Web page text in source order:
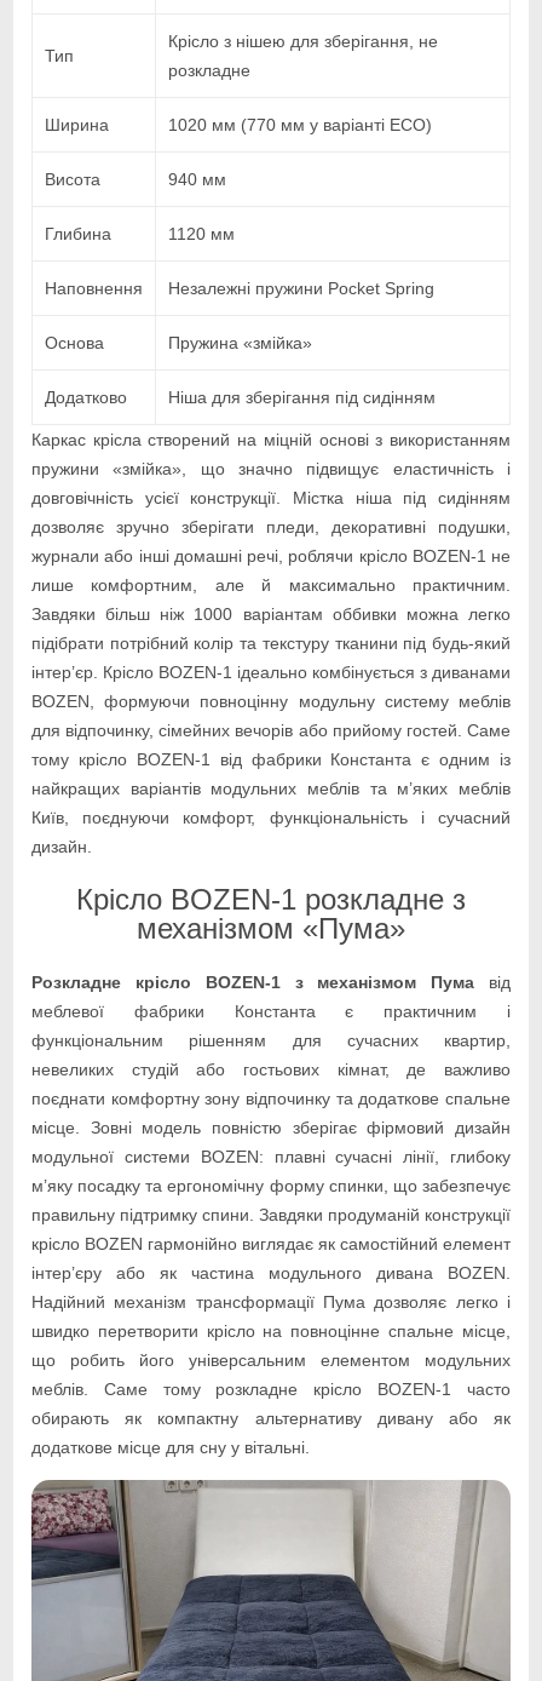
Тип
Крісло з нішею для зберігання, не
розкладне
Ширина 1020 мм (770 мм у варіанті ECO)
Висота 940 мм
Глибина 1120 мм
Наповнення Незалежні пружини Pocket Spring
Основа Пружина «змійка»
Додатково Ніша для зберігання під сидінням
Каркас крісла створений на міцній основі з використанням
пружини «змійка», що значно підвищує еластичність і
довговічність усієї конструкції. Містка ніша під сидінням
дозволяє зручно зберігати пледи, декоративні подушки,
журнали або інші домашні речі, роблячи крісло BOZEN-1 не
лише комфортним, але й максимально практичним.
Завдяки більш ніж 1000 варіантам оббивки можна легко
підібрати потрібний колір та текстуру тканини під будь-який
інтер’єр. Крісло BOZEN-1 ідеально комбінується з диванами
BOZEN, формуючи повноцінну модульну систему меблів
для відпочинку, сімейних вечорів або прийому гостей. Саме
тому крісло BOZEN-1 від фабрики Константа є одним із
найкращих варіантів модульних меблів та м’яких меблів
Київ, поєднуючи комфорт, функціональність і сучасний
дизайн.
Крісло BOZEN-1 розкладне з
механізмом «Пума»
Розкладне крісло BOZEN-1 з механізмом Пума від
меблевої фабрики Константа є практичним і
функціональним рішенням для сучасних квартир,
невеликих студій або гостьових кімнат, де важливо
поєднати комфортну зону відпочинку та додаткове спальне
місце. Зовні модель повністю зберігає фірмовий дизайн
модульної системи BOZEN: плавні сучасні лінії, глибоку
м’яку посадку та ергономічну форму спинки, що забезпечує
правильну підтримку спини. Завдяки продуманій конструкції
крісло BOZEN гармонійно виглядає як самостійний елемент
інтер’єру або як частина модульного дивана BOZEN.
Надійний механізм трансформації Пума дозволяє легко і
швидко перетворити крісло на повноцінне спальне місце,
що робить його універсальним елементом модульних
меблів. Саме тому розкладне крісло BOZEN-1 часто
обирають як компактну альтернативу дивану або як
додаткове місце для сну у вітальні.